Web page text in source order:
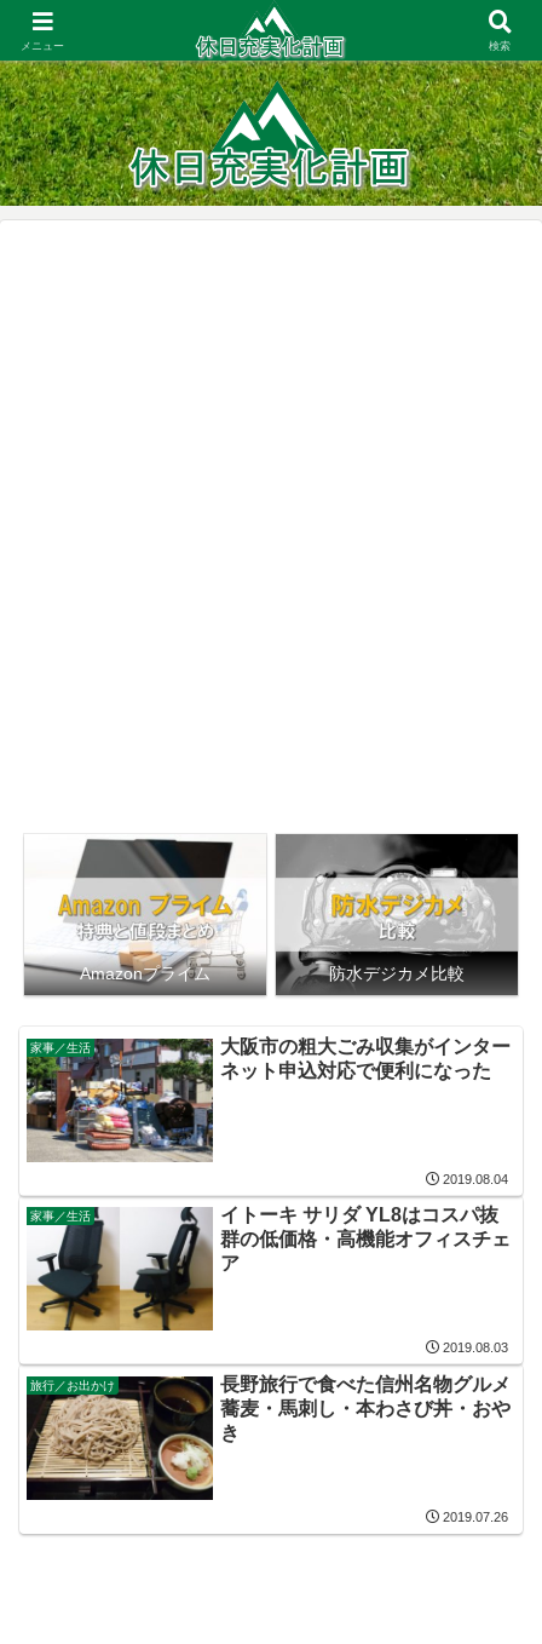
大阪周辺での登山・お出かけ／一人暮らしの家事・節約／コスパ重視の商品レ
ビュー
Amazonプライム 防水デジカメ比較
家事／生活
大阪市の粗大ごみ収集がインター
ネット申込対応で便利になった
2019.08.04
家事／生活
イトーキ サリダ YL8はコスパ抜
群の低価格・高機能オフィスチェ
ア
2019.08.03
旅行／お出かけ
長野旅行で食べた信州名物グルメ
蕎麦・馬刺し・本わさび丼・おや
き
2019.07.26
メニュー 検索